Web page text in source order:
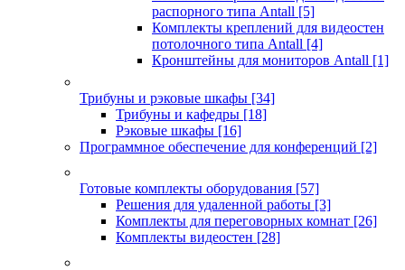
распорного типа Antall [5]
Комплекты креплений для видеостен
потолочного типа Antall [4]
Кронштейны для мониторов Antall [1]
Трибуны и рэковые шкафы [34]
Трибуны и кафедры [18]
Рэковые шкафы [16]
Программное обеспечение для конференций [2]
Готовые комплекты оборудования [57]
Решения для удаленной работы [3]
Комплекты для переговорных комнат [26]
Комплекты видеостен [28]